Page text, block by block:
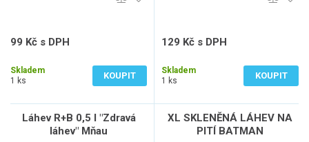
99 Kč s DPH
Skladem
1 ks
KOUPIT
129 Kč s DPH
Skladem
1 ks
KOUPIT
Láhev R+B 0,5 l "Zdravá
láhev" Mňau
XL SKLENĚNÁ LÁHEV NA
PITÍ BATMAN